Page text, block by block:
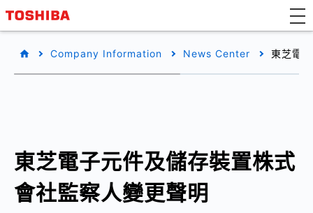
Company Information News Center 東芝電
東芝電子元件及儲存裝置株式
會社監察人變更聲明